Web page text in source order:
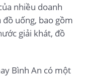
nhiều doanh
uống, bao gồm
giải khát, đồ
Bình An có một